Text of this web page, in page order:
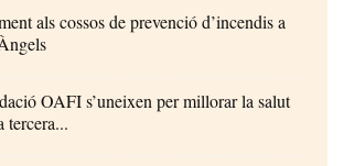
als cossos de prevenció d’incendis a
OAFI s’uneixen per millorar la salut
tercera...